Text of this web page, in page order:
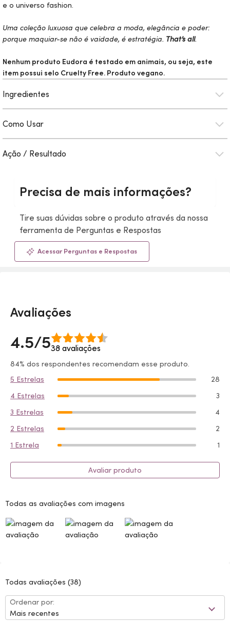
e o universo fashion.
Uma coleção luxuosa que celebra a moda, elegância e poder:
porque maquiar-se não é vaidade, é estratégia. That’s all.
Nenhum produto Eudora é testado em animais, ou seja, este
item possui selo Cruelty Free. Produto vegano.
Ingredientes
Como Usar
Ação / Resultado
Precisa de mais informações?
Tire suas dúvidas sobre o produto através da nossa
ferramenta de Perguntas e Respostas
Acessar Perguntas e Respostas
Avaliações
4.5/538 avaliações
84% dos respondentes recomendam esse produto.
5 Estrelas
28
4 Estrelas
3
3 Estrelas
4
2 Estrelas
2
1 Estrela
1
Avaliar produto
Todas as avaliações com imagens
Todas avaliações (38)
Ordenar por:
Mais recentes